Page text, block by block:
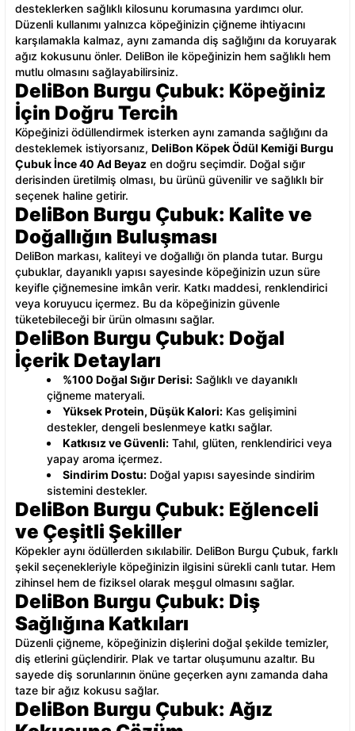
desteklerken sağlıklı kilosunu korumasına yardımcı olur.
Düzenli kullanımı yalnızca köpeğinizin çiğneme ihtiyacını
karşılamakla kalmaz, aynı zamanda diş sağlığını da koruyarak
ağız kokusunu önler. DeliBon ile köpeğinizin hem sağlıklı hem
mutlu olmasını sağlayabilirsiniz.
DeliBon Burgu Çubuk: Köpeğiniz
İçin Doğru Tercih
Köpeğinizi ödüllendirmek isterken aynı zamanda sağlığını da
desteklemek istiyorsanız, DeliBon Köpek Ödül Kemiği Burgu
Çubuk İnce 40 Ad Beyaz en doğru seçimdir. Doğal sığır
derisinden üretilmiş olması, bu ürünü güvenilir ve sağlıklı bir
seçenek haline getirir.
DeliBon Burgu Çubuk: Kalite ve
Doğallığın Buluşması
DeliBon markası, kaliteyi ve doğallığı ön planda tutar. Burgu
çubuklar, dayanıklı yapısı sayesinde köpeğinizin uzun süre
keyifle çiğnemesine imkân verir. Katkı maddesi, renklendirici
veya koruyucu içermez. Bu da köpeğinizin güvenle
tüketebileceği bir ürün olmasını sağlar.
DeliBon Burgu Çubuk: Doğal
İçerik Detayları
%100 Doğal Sığır Derisi: Sağlıklı ve dayanıklı
çiğneme materyali.
Yüksek Protein, Düşük Kalori: Kas gelişimini
destekler, dengeli beslenmeye katkı sağlar.
Katkısız ve Güvenli: Tahıl, glüten, renklendirici veya
yapay aroma içermez.
Sindirim Dostu: Doğal yapısı sayesinde sindirim
sistemini destekler.
DeliBon Burgu Çubuk: Eğlenceli
ve Çeşitli Şekiller
Köpekler aynı ödüllerden sıkılabilir. DeliBon Burgu Çubuk, farklı
şekil seçenekleriyle köpeğinizin ilgisini sürekli canlı tutar. Hem
zihinsel hem de fiziksel olarak meşgul olmasını sağlar.
DeliBon Burgu Çubuk: Diş
Sağlığına Katkıları
Düzenli çiğneme, köpeğinizin dişlerini doğal şekilde temizler,
diş etlerini güçlendirir. Plak ve tartar oluşumunu azaltır. Bu
sayede diş sorunlarının önüne geçerken aynı zamanda daha
taze bir ağız kokusu sağlar.
DeliBon Burgu Çubuk: Ağız